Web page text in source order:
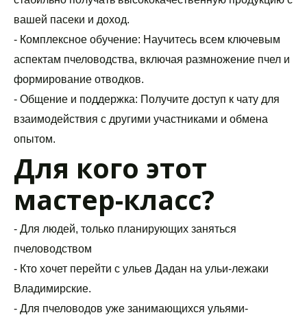
вашей пасеки и доход.
- Комплексное обучение: Научитесь всем ключевым
аспектам пчеловодства, включая размножение пчел и
формирование отводков.
- Общение и поддержка: Получите доступ к чату для
взаимодействия с другими участниками и обмена
опытом.
Для кого этот
мастер-класс?
- Для людей, только планирующих заняться
пчеловодством
- Кто хочет перейти с ульев Дадан на ульи-лежаки
Владимирские.
- Для пчеловодов уже занимающихся ульями-